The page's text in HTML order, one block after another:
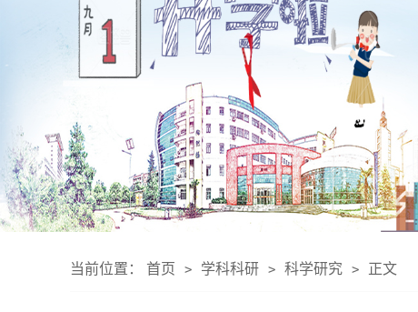
当前位置： 首页 > 学科科研 > 科学研究 > 正文